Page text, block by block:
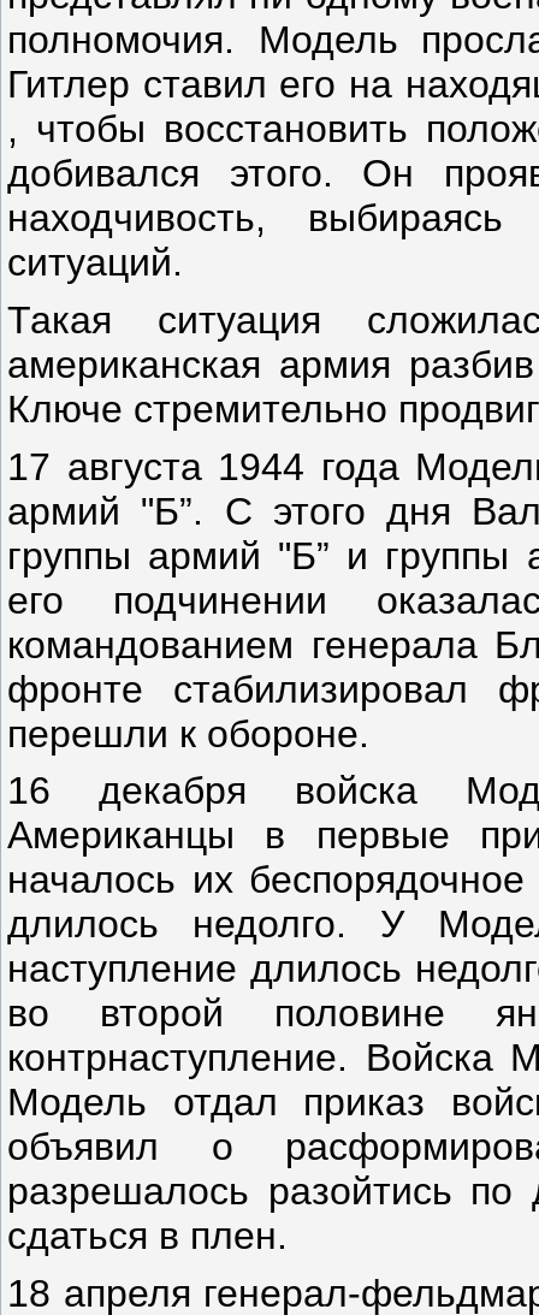
полномочия. Модель
Гитлер ставил его на
, чтобы восстановить
добивался этого. Он
находчивость,
ситуаций.
Такая ситуация
американская армия
Ключе стремительно
17 августа 1944 года
армий "Б”. С этого дня
группы армий "Б” и
его подчинении
командованием генерала
фронте стабилизировал
перешли к обороне.
16 декабря войска
Американцы в первые
началось их
длилось недолго. У
наступление длилось
во второй половине
контрнаступление.
Модель отдал приказ
объявил о
разрешалось разойтись
сдаться в плен.
18 апреля генерал-